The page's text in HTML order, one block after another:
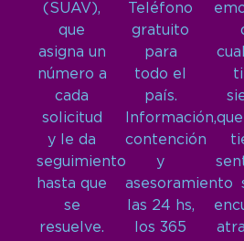
(SUAV),
que
asigna un
número a
cada
solicitud
y le da
seguimiento
hasta que
se
resuelve.
Teléfono
gratuito
para
todo el
país.
Información,
contención
y
asesoramiento
las 24 hs,
los 365